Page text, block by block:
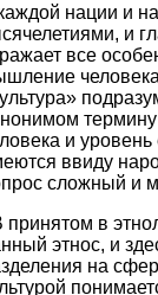
нации и
и
все
термину
и
ввиду
сложный и
принятом в
этнос, и
на